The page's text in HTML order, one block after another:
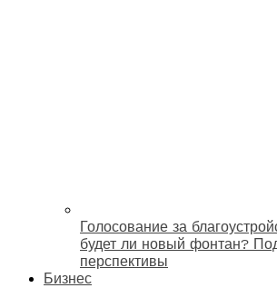
Голосование за
будет ли новый фонтан?
перспективы
Бизнес